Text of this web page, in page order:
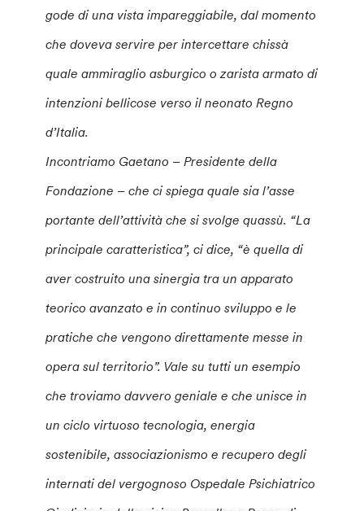
gode di una vista impareggiabile, dal momento
che doveva servire per intercettare chissà
quale ammiraglio asburgico o zarista armato di
intenzioni bellicose verso il neonato Regno
d’Italia.
Incontriamo Gaetano – Presidente della
Fondazione – che ci spiega quale sia l’asse
portante dell’attività che si svolge quassù. “La
principale caratteristica”, ci dice, “è quella di
aver costruito una sinergia tra un apparato
teorico avanzato e in continuo sviluppo e le
pratiche che vengono direttamente messe in
opera sul territorio”. Vale su tutti un esempio
che troviamo davvero geniale e che unisce in
un ciclo virtuoso tecnologia, energia
sostenibile, associazionismo e recupero degli
internati del vergognoso Ospedale Psichiatrico